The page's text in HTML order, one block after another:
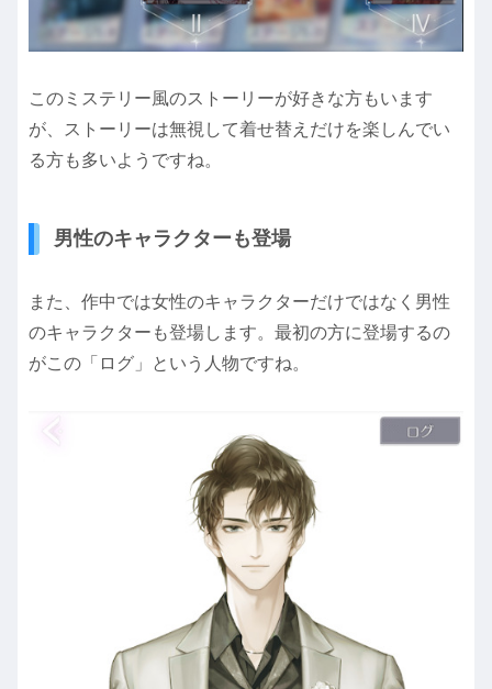
このミステリー風のストーリーが好きな方もいます
が、ストーリーは無視して着せ替えだけを楽しんでい
る方も多いようですね。
男性のキャラクターも登場
また、作中では女性のキャラクターだけではなく男性
のキャラクターも登場します。最初の方に登場するの
がこの「ログ」という人物ですね。